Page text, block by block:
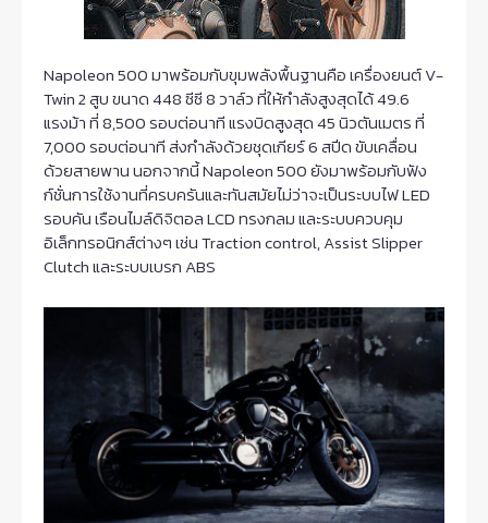
Napoleon 500 มาพร้อมกับขุมพลังพื้นฐานคือ เครื่องยนต์ V-
Twin 2 สูบ ขนาด 448 ซีซี 8 วาล์ว ที่ให้กำลังสูงสุดได้ 49.6
แรงม้า ที่ 8,500 รอบต่อนาที แรงบิดสูงสุด 45 นิวตันเมตร ที่
7,000 รอบต่อนาที ส่งกำลังด้วยชุดเกียร์ 6 สปีด ขับเคลื่อน
ด้วยสายพาน นอกจากนี้ Napoleon 500 ยังมาพร้อมกับฟัง
ก์ชั่นการใช้งานที่ครบครันและทันสมัยไม่ว่าจะเป็นระบบไฟ LED
รอบคัน เรือนไมล์ดิจิตอล LCD ทรงกลม และระบบควบคุม
อิเล็กทรอนิกส์ต่างๆ เช่น Traction control, Assist Slipper
Clutch และระบบเบรก ABS